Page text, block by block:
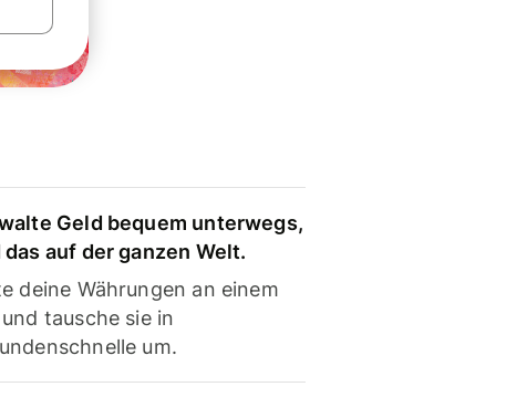
Geld bequem unterwegs,
das auf der ganzen Welt.
deine Währungen an einem
tausche sie in
um.